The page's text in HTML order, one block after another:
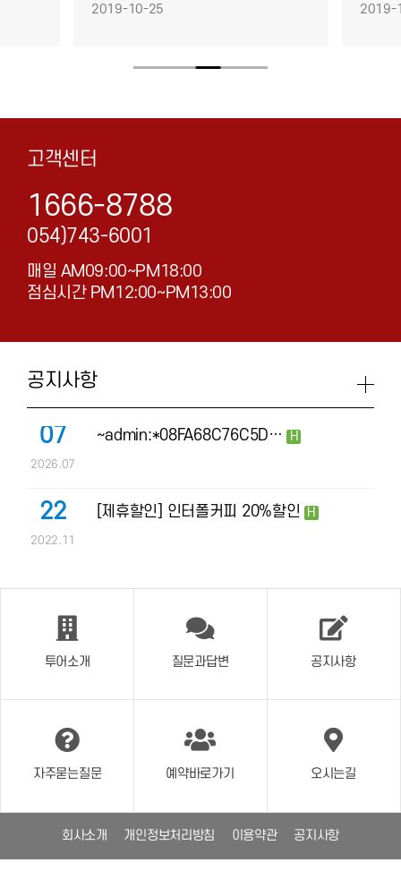
2019-10-25 2019-
고객센터
1666-8788
054)743-6001
매일 AM09:00~PM18:00
점심시간 PM12:00~PM13:00
공지사항
07
2026.07
~admin:*08FA68C76C5D… H
22
2022.11
[제휴할인] 인터폴커피 20%할인 H
투어소개 질문과답변 공지사항
자주묻는질문 예약바로가기 오시는길
회사소개 개인정보처리방침 이용약관 공지사항